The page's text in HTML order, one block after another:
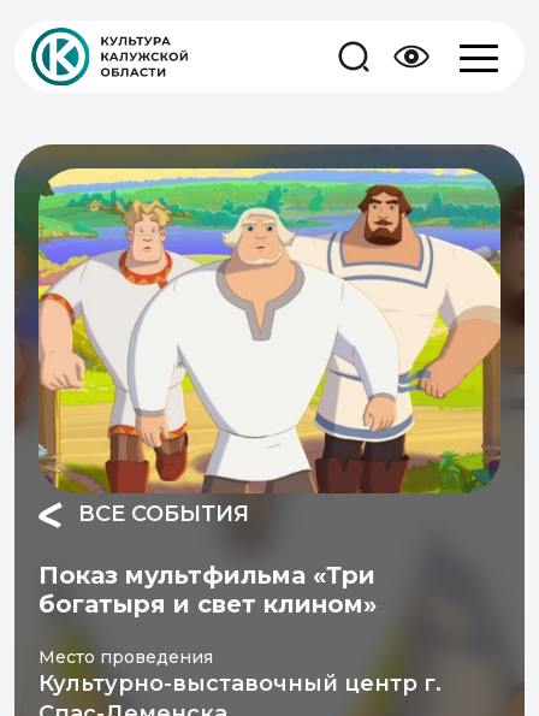
ВСЕ СОБЫТИЯ
Показ мультфильма «Три
богатыря и свет клином»
Место проведения
Культурно-выставочный центр г.